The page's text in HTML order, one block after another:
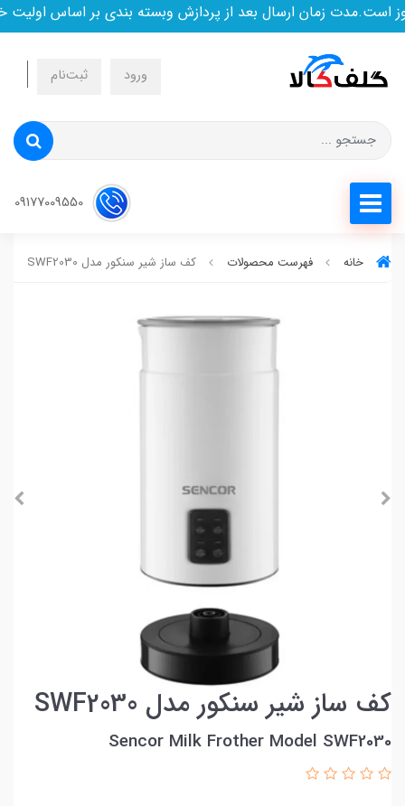
زمان ارسال بعد از پردازش وبسته بندی بر اساس اولیت
ورود ثبت‌نام
خانه فهرست محصولات کف ساز شیر سنکور مدل SWF2030
کف ساز شیر سنکور مدل SWF2030
Sencor Milk Frother Model SWF2030